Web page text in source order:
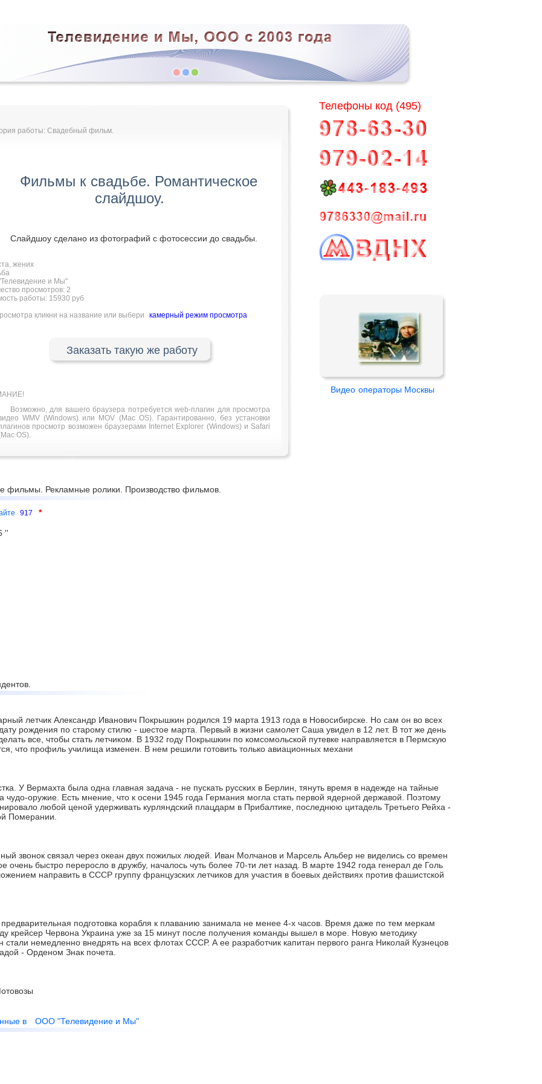
работы: Свадебный фильм.
Фильмы к свадьбе. Романтическое
слайдшоу.
Слайдшоу сделано из фотографий с фотосессии до свадьбы.
жених
и Мы"
просмотров: 2
работы: 15930 руб
кликни на название или выбери
камерный режим просмотра
Заказать такую же работу
Возможно, для вашего браузера потребуется web-плагин для просмотра
WMV (Windows) или MOV (Mac OS). Гарантированно, без установки
просмотр возможен браузерами Internet Explorer (Windows) и Safari
OS).
Телефоны код (495)
Видео операторы Москвы
фильмы. Рекламные ролики. Производство фильмов.
917 *
''
летчик Александр Иванович Покрышкин родился 19 марта 1913 года в Новосибирске. Но сам он во всех
рождения по старому стилю - шестое марта. Первый в жизни самолет Саша увидел в 12 лет. В тот же день
все, чтобы стать летчиком. В 1932 году Покрышкин по комсомольской путевке направляется в Пермскую
что профиль училища изменен. В нем решили готовить только авиационных механи
У Вермахта была одна главная задача - не пускать русских в Берлин, тянуть время в надежде на тайные
чудо-оружие. Есть мнение, что к осени 1945 года Германия могла стать первой ядерной державой. Поэтому
любой ценой удерживать курляндский плацдарм в Прибалтике, последнюю цитадель Третьего Рейха -
Померании.
звонок связал через океан двух пожилых людей. Иван Молчанов и Марсель Альбер не виделись со времен
очень быстро переросло в дружбу, началось чуть более 70-ти лет назад. В марте 1942 года генерал де Голь
направить в СССР группу французских летчиков для участия в боевых действиях против фашистской
подготовка корабля к плаванию занимала не менее 4-х часов. Время даже по тем меркам
крейсер Червона Украина уже за 15 минут после получения команды вышел в море. Новую методику
стали немедленно внедрять на всех флотах СССР. А ее разработчик капитан первого ранга Николай Кузнецов
- Орденом Знак почета.
в ООО "Телевидение и Мы"